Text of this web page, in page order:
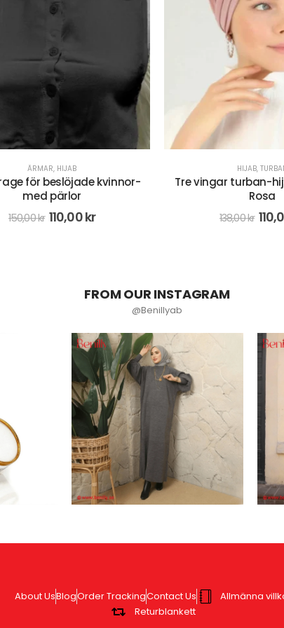
HIJAB,TURBAN
turban-hijab av lykra -
Rosa
138,00kr 110,00kr
BONNET,
Underslöja med
volym -
68,00
FROM OUR INSTAGRAM
@Benillyab
About UsBlogOrder TrackingContact Us
Allmänna
Returblankett